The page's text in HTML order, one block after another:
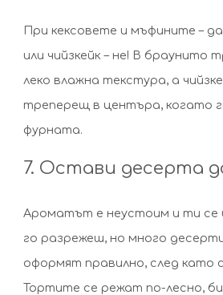
При кексовете и мъфините –
или чийзкейк – не! В браунито
леко влажна текстура, а
треперещ в центъра, когато
фурната.
7. Остави десерта
Ароматът е неустоим и ти се
го разрежеш, но много
оформят правилно, след като
Тортите се режат по-лесно,